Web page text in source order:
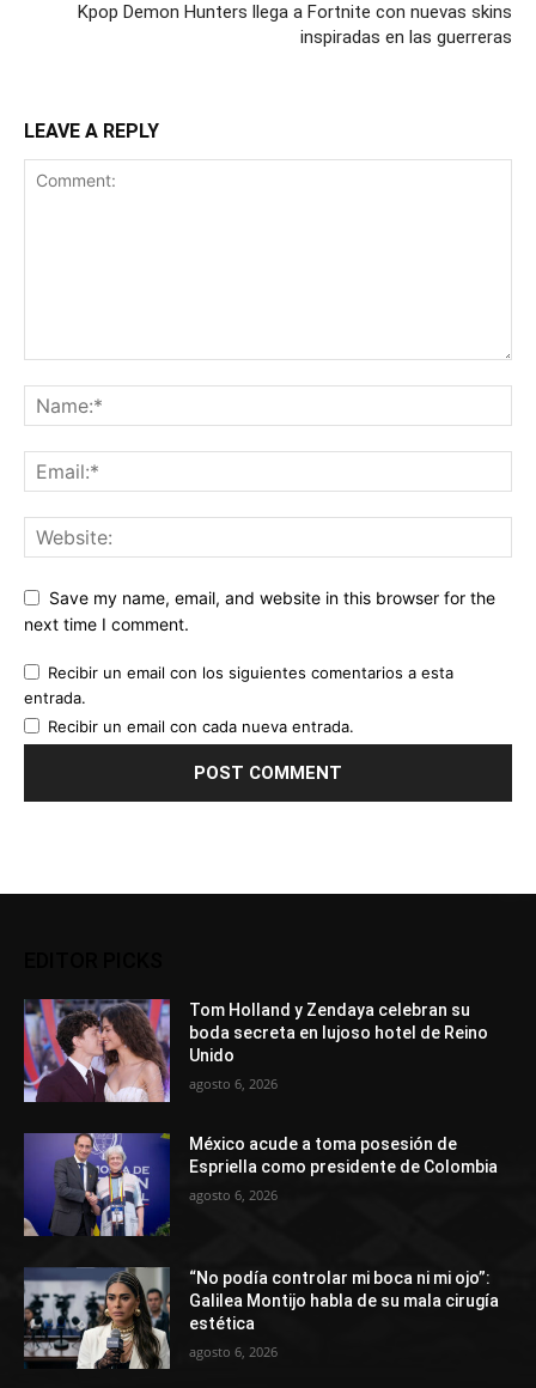
Kpop Demon Hunters llega a Fortnite con nuevas skins
inspiradas en las guerreras
LEAVE A REPLY
Save my name, email, and website in this browser for the
next time I comment.
Recibir un email con los siguientes comentarios a esta
entrada.
Recibir un email con cada nueva entrada.
Tom Holland y Zendaya celebran su
boda secreta en lujoso hotel de Reino
Unido
agosto 6, 2026
México acude a toma posesión de
Espriella como presidente de Colombia
agosto 6, 2026
“No podía controlar mi boca ni mi ojo”:
Galilea Montijo habla de su mala cirugía
estética
agosto 6, 2026